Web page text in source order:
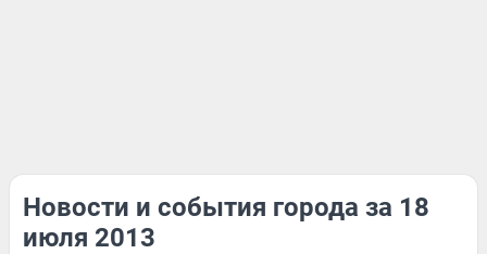
Новости и события города за 18
июля 2013